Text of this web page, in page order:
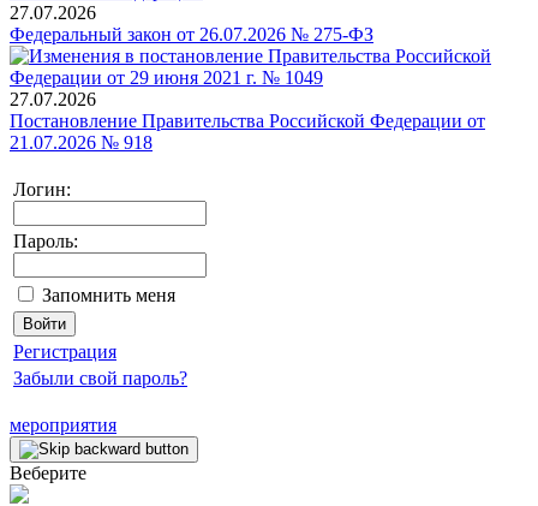
27.07.2026
Федеральный закон от 26.07.2026 № 275-ФЗ
27.07.2026
Постановление Правительства Российской Федерации от
21.07.2026 № 918
Логин:
Пароль:
Запомнить меня
Регистрация
Забыли свой пароль?
мероприятия
Веберите